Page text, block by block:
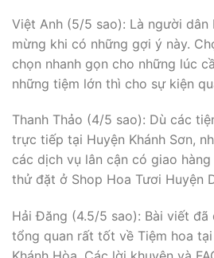
Việt Anh (5/5 sao): Là người dân
mừng khi có những gợi ý này.
chọn nhanh gọn cho những lúc
những tiệm lớn thì cho sự kiện
Thanh Thảo (4/5 sao): Dù các
trực tiếp tại Huyện Khánh Sơn,
các dịch vụ lân cận có giao
thử đặt ở Shop Hoa Tươi Huyện
Hải Đăng (4.5/5 sao): Bài viết đã
tổng quan rất tốt về Tiệm hoa tại